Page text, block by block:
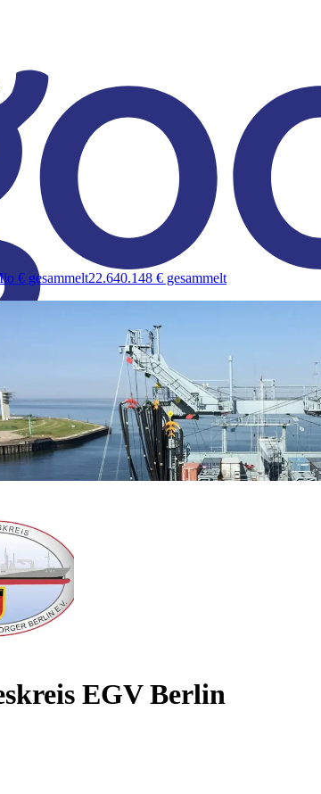
Tierfutter spenden Euer Beitrag
€ gesammelt22.640.148 € gesammelt
EGV Berlin